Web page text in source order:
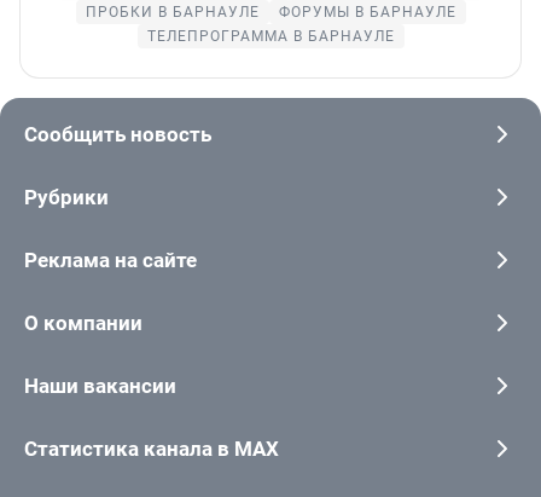
ПРОБКИ В БАРНАУЛЕ
ФОРУМЫ В БАРНАУЛЕ
ТЕЛЕПРОГРАММА В БАРНАУЛЕ
Сообщить новость
Рубрики
Реклама на сайте
О компании
Наши вакансии
Статистика канала в MAX